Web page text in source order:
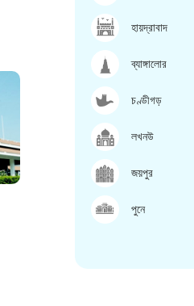
হায়দ্রাবাদ
ব্যাঙ্গালোর
চণ্ডীগড়
লখনউ
জয়পুর
পুনে